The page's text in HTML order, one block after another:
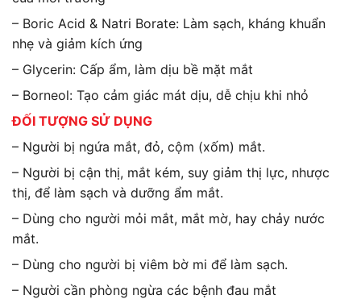
– Boric Acid & Natri Borate: Làm sạch, kháng khuẩn
nhẹ và giảm kích ứng
– Glycerin: Cấp ẩm, làm dịu bề mặt mắt
– Borneol: Tạo cảm giác mát dịu, dễ chịu khi nhỏ
ĐỐI TƯỢNG SỬ DỤNG
– Người bị ngứa mắt, đỏ, cộm (xốm) mắt.
– Người bị cận thị, mắt kém, suy giảm thị lực, nhược
thị, để làm sạch và dưỡng ẩm mắt.
– Dùng cho người mỏi mắt, mắt mờ, hay chảy nước
mắt.
– Dùng cho người bị viêm bờ mi để làm sạch.
– Người cần phòng ngừa các bệnh đau mắt